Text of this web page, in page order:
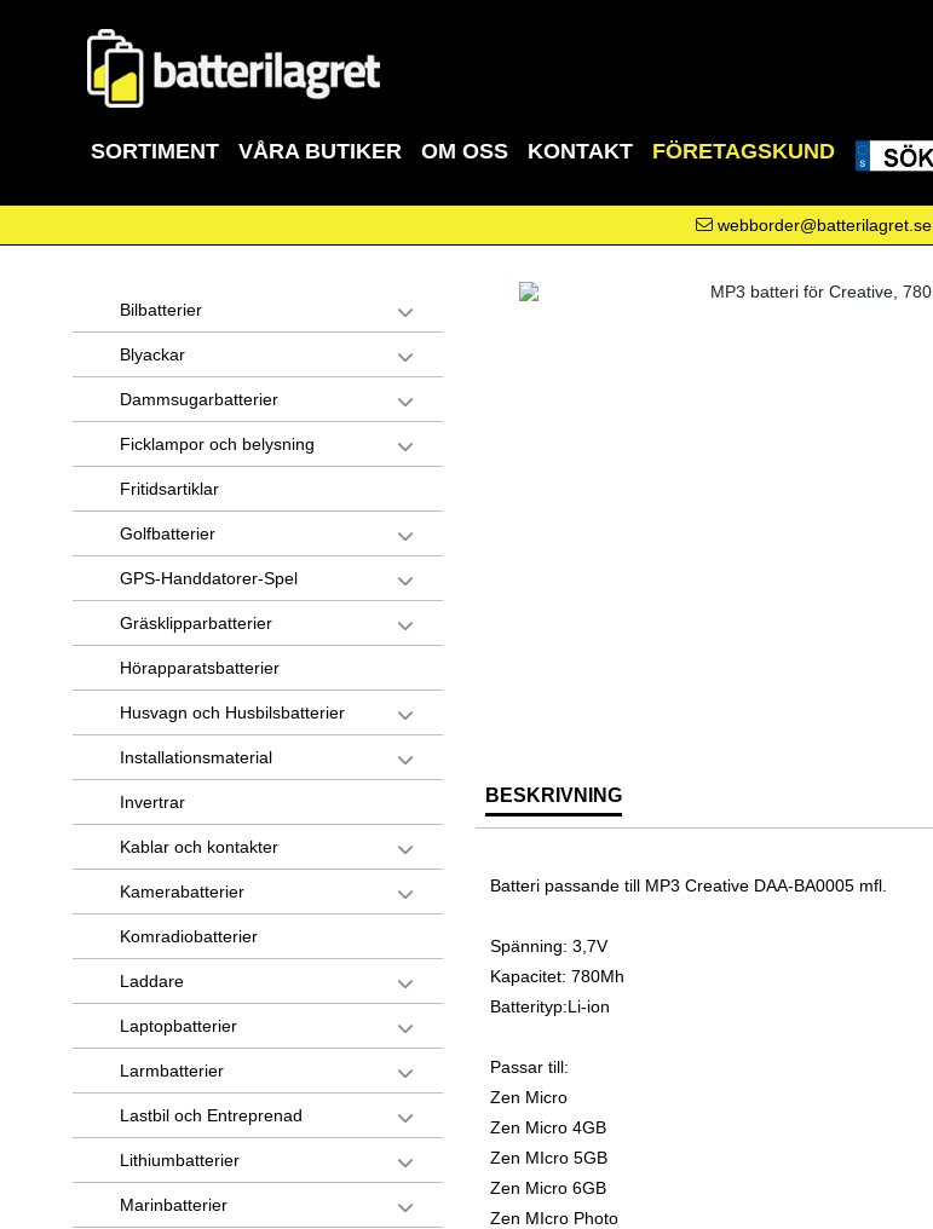
SORTIMENT VÅRA BUTIKER OM OSS KONTAKT FÖRETAGSKUND
webborder@batterilagret.se
Bilbatterier
Blyackar
Dammsugarbatterier
Ficklampor och belysning
Fritidsartiklar
Golfbatterier
GPS-Handdatorer-Spel
Gräsklipparbatterier
Hörapparatsbatterier
Husvagn och Husbilsbatterier
Installationsmaterial
Invertrar
Kablar och kontakter
Kamerabatterier
Komradiobatterier
Laddare
Laptopbatterier
Larmbatterier
Lastbil och Entreprenad
Lithiumbatterier
Marinbatterier
BESKRIVNING
Batteri passande till MP3 Creative DAA-BA0005 mfl.
Spänning: 3,7V
Kapacitet: 780Mh
Batterityp:Li-ion
Passar till:
Zen Micro
Zen Micro 4GB
Zen MIcro 5GB
Zen Micro 6GB
Zen MIcro Photo